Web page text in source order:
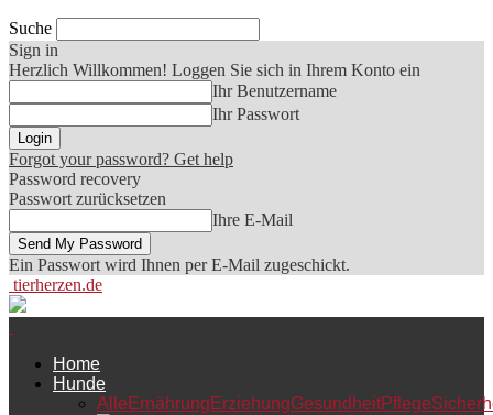
Suche
Sign in
Herzlich Willkommen! Loggen Sie sich in Ihrem Konto ein
Ihr Benutzername
Ihr Passwort
Forgot your password? Get help
Password recovery
Passwort zurücksetzen
Ihre E-Mail
Ein Passwort wird Ihnen per E-Mail zugeschickt.
tierherzen.de
Home
Hunde
Alle Ernährung ErziehungGesundheitPflege